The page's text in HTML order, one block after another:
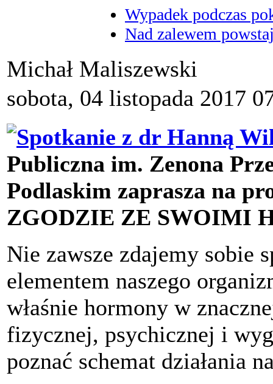
Wypadek podczas
Nad zalewem
Michał Maliszewski
sobota, 04 listopada 2017
Publiczna im. Zenona
Podlaskim zaprasza na
ZGODZIE ZE SWOIMI
Nie zawsze zdajemy sobie
elementem naszego
właśnie hormony w
fizycznej, psychicznej i
poznać schemat działania